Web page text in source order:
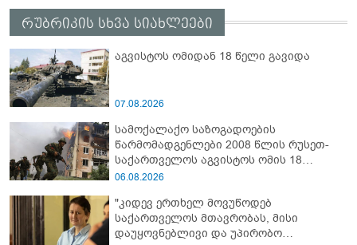
რუბრიკის სხვა სიახლეები
აგვისტოს ომიდან 18 წელი გავიდა
07.08.2026
სამოქალაქო საზოგადოების
წარმომადგენლები 2008 წლის რუსეთ-
საქართველოს აგვისტოს ომის 18
წლისთავთან დაკავშირებით ერთობლივ
06.08.2026
"კიდევ ერთხელ მოვუწოდებ
საქართველოს მთავრობას, მისი
დაუყოვნებლივი და უპირობო